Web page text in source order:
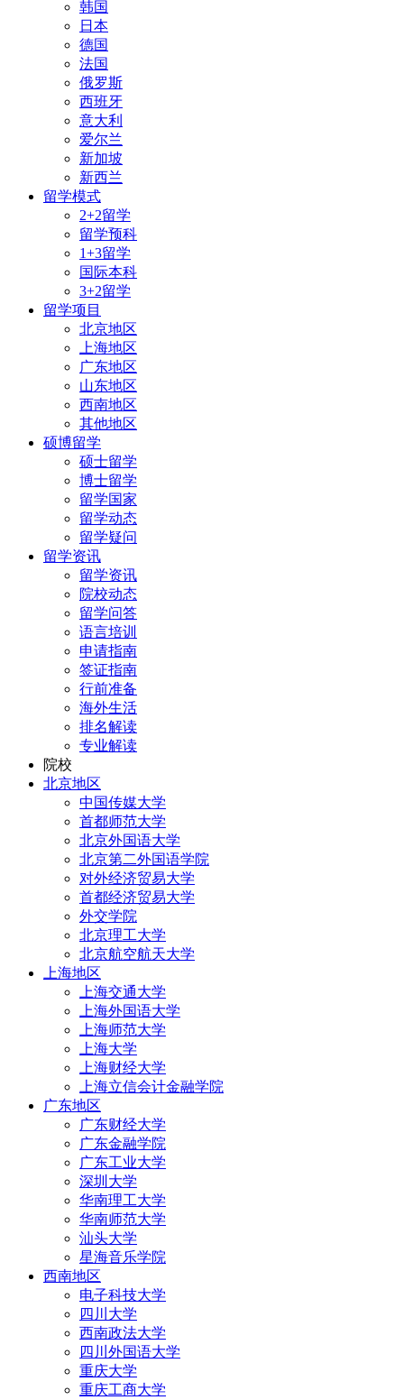
韩国
日本
德国
法国
俄罗斯
西班牙
意大利
爱尔兰
新加坡
新西兰
留学模式
2+2留学
留学预科
1+3留学
国际本科
3+2留学
留学项目
北京地区
上海地区
广东地区
山东地区
西南地区
其他地区
硕博留学
硕士留学
博士留学
留学国家
留学动态
留学疑问
留学资讯
留学资讯
院校动态
留学问答
语言培训
申请指南
签证指南
行前准备
海外生活
排名解读
专业解读
院校
北京地区
中国传媒大学
首都师范大学
北京外国语大学
北京第二外国语学院
对外经济贸易大学
首都经济贸易大学
外交学院
北京理工大学
北京航空航天大学
上海地区
上海交通大学
上海外国语大学
上海师范大学
上海大学
上海财经大学
上海立信会计金融学院
广东地区
广东财经大学
广东金融学院
广东工业大学
深圳大学
华南理工大学
华南师范大学
汕头大学
星海音乐学院
西南地区
电子科技大学
四川大学
西南政法大学
四川外国语大学
重庆大学
重庆工商大学